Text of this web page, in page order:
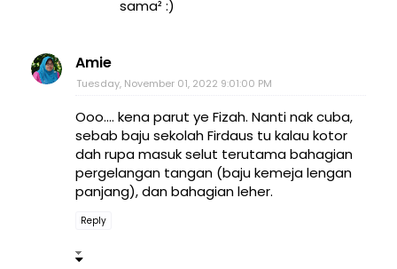
sama² :)
Amie
Tuesday, November 01, 2022 9:01:00 PM
Ooo.... kena parut ye Fizah. Nanti nak cuba,
sebab baju sekolah Firdaus tu kalau kotor
dah rupa masuk selut terutama bahagian
pergelangan tangan (baju kemeja lengan
panjang), dan bahagian leher.
Reply